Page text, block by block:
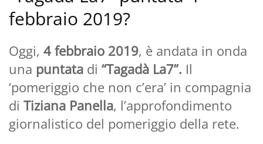
febbraio 2019?
Oggi, 4 febbraio 2019, è andata in onda
una puntata di “Tagadà La7”. Il
‘pomeriggio che non c’era’ in compagnia
di Tiziana Panella, l’approfondimento
giornalistico del pomeriggio della rete.